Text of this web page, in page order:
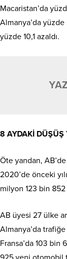
Macaristan’da
Almanya’da yüzde
yüzde 10,1 azaldı.
8 AYDAKİ DÜŞÜŞ
Öte yandan,
2020’de önceki
milyon 123 bin
AB üyesi 27 ülke
Almanya’da
Fransa’da 103 bin